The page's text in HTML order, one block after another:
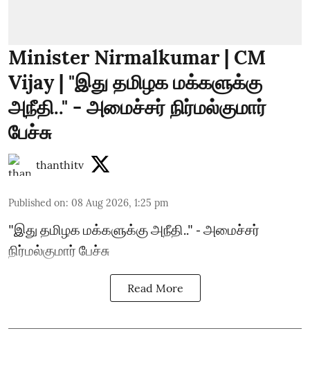
Minister Nirmalkumar | CM
Vijay | "இது தமிழக மக்களுக்கு
அநீதி.." - அமைச்சர் நிர்மல்குமார்
பேச்சு
thanthitv
Published on: 08 Aug 2026, 1:25 pm
"இது தமிழக மக்களுக்கு அநீதி.." - அமைச்சர்
நிர்மல்குமார் பேச்சு
Read More